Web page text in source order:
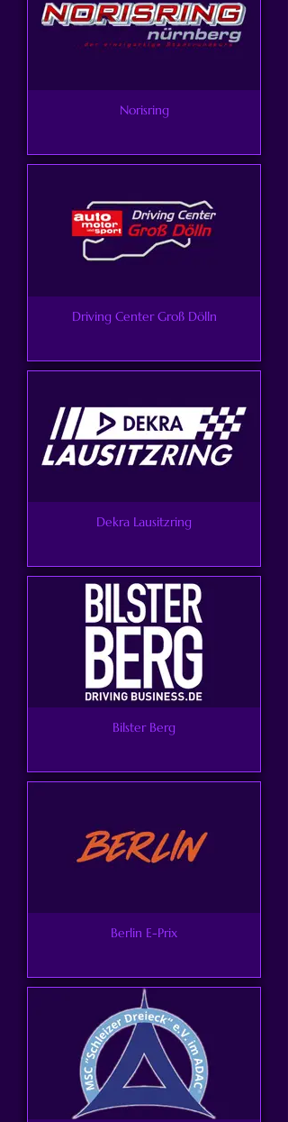
Norisring
Driving Center Groß Dölln
Dekra Lausitzring
Bilster Berg
Berlin E-Prix